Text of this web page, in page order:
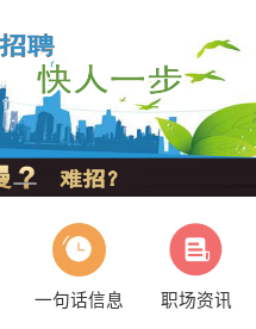
一句话信息 职场资讯